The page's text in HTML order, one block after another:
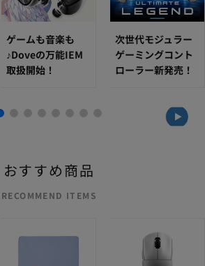
ゲームも音楽も
♪Doveの万能IEM
取扱開始！
次世代モジュラー
ゲーミングコント
ローラー新発売！
RECOMMEND ITEMS